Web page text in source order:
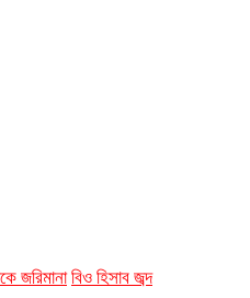
জরিমানাবিও হিসাব জব্দ